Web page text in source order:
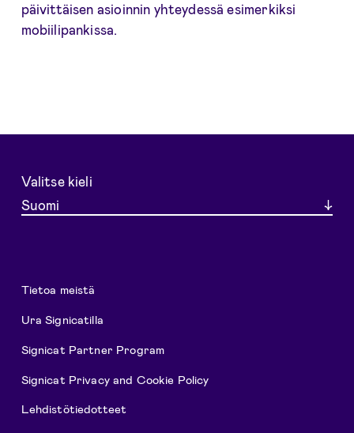
päivittäisen asioinnin yhteydessä esimerkiksi
mobiilipankissa.
Valitse kieli
Suomi
Tietoa meistä
Ura Signicatilla
Signicat Partner Program
Signicat Privacy and Cookie Policy
Lehdistötiedotteet